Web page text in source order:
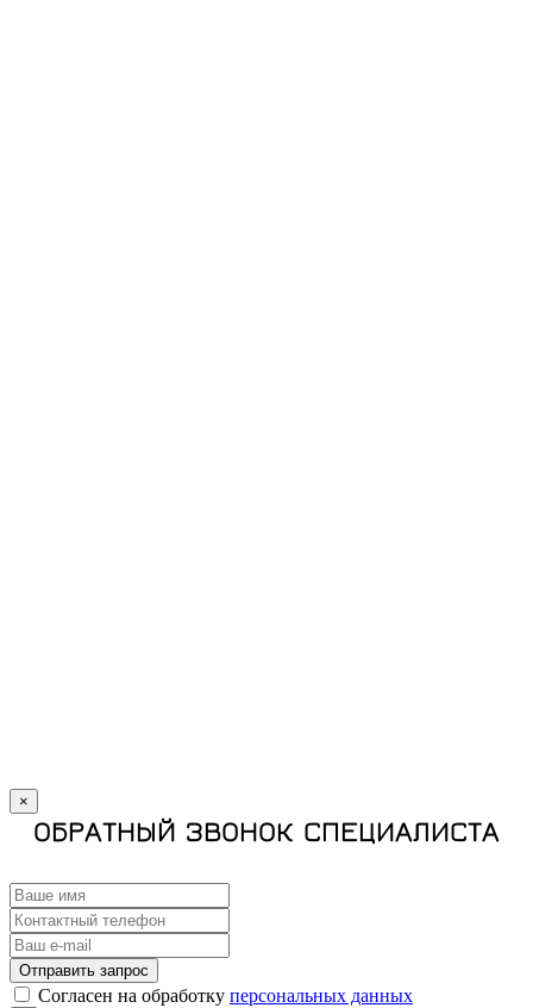
×
ОБРАТНЫЙ ЗВОНОК СПЕЦИАЛИСТА
Отправить запрос
Cогласен на обработку персональных данных